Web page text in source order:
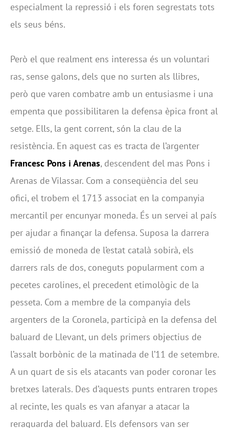
especialment la repressió i els foren segrestats tots
els seus béns.
Però el que realment ens interessa és un voluntari
ras, sense galons, dels que no surten als llibres,
però que varen combatre amb un entusiasme i una
empenta que possibilitaren la defensa èpica front al
setge. Ells, la gent corrent, són la clau de la
resistència. En aquest cas es tracta de l’argenter
Francesc Pons i Arenas, descendent del mas Pons i
Arenas de Vilassar. Com a conseqüència del seu
ofici, el trobem el 1713 associat en la companyia
mercantil per encunyar moneda. És un servei al país
per ajudar a finançar la defensa. Suposa la darrera
emissió de moneda de l’estat català sobirà, els
darrers rals de dos, coneguts popularment com a
pecetes carolines, el precedent etimològic de la
pesseta. Com a membre de la companyia dels
argenters de la Coronela, participà en la defensa del
baluard de Llevant, un dels primers objectius de
l’assalt borbònic de la matinada de l’11 de setembre.
A un quart de sis els atacants van poder coronar les
bretxes laterals. Des d’aquests punts entraren tropes
al recinte, les quals es van afanyar a atacar la
reraguarda del baluard. Els defensors van ser